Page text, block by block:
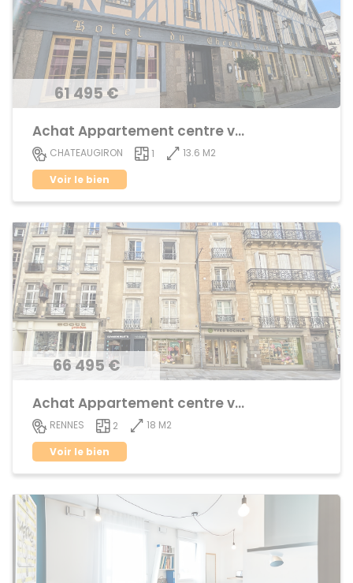
61 495 €
Achat Appartement centre ville
CHATEAUGIRON 1
13.6 M2
Voir le bien
66 495 €
Achat Appartement centre ville
RENNES 2
18 M2
Voir le bien